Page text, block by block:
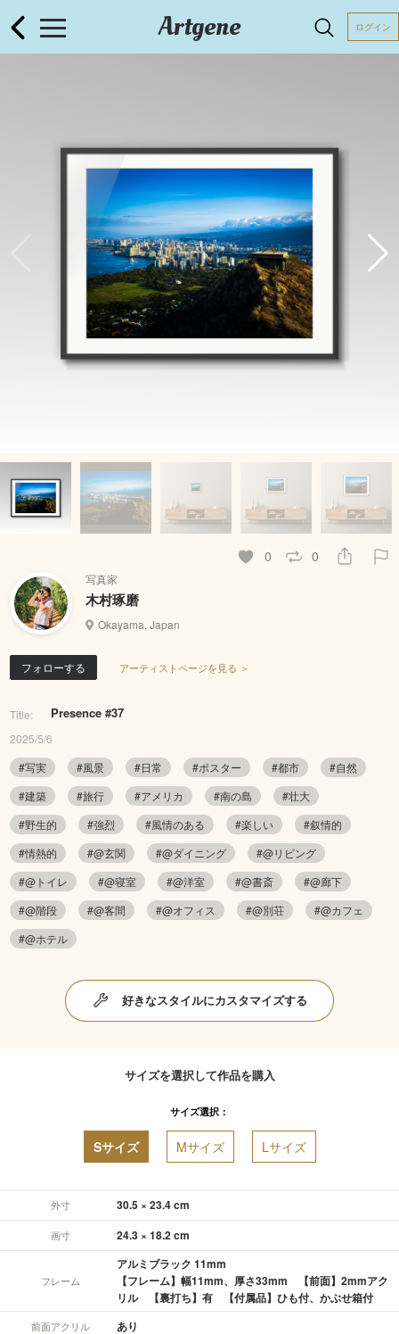
Artgene ログイン
0 0
写真家
木村琢磨
Okayama, Japan
フォローする アーティストページを見る ＞
Title: Presence #37
2025/5/6
#写実
#風景 #日常 #ポスター #都市
#自然
#建築
#旅行 #アメリカ #南の島
#壮大
#野生的
#強烈 #風情のある #楽しい
#叙情的
#情熱的
#@玄関 #@ダイニング
#@リビング
#@トイレ
#@寝室 #@洋室 #@書斎
#@廊下
#@階段
#@客間 #@オフィス #@別荘
#@カフェ
#@ホテル
好きなスタイルにカスタマイズする
サイズを選択して作品を購入
サイズ選択：
Sサイズ Mサイズ Lサイズ
外寸 30.5 × 23.4 cm
画寸 24.3 × 18.2 cm
フレーム
アルミブラック 11mm
【フレーム】幅11mm、厚さ33mm 【前面】2mmアク
リル 【裏打ち】有 【付属品】ひも付、かぶせ箱付
前面アクリル あり